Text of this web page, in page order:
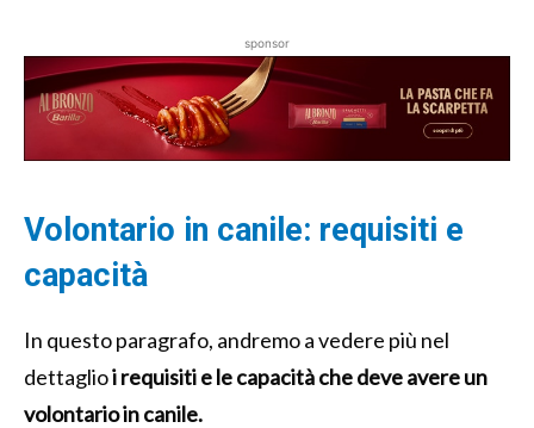
sponsor
Volontario in canile: requisiti e
capacità
In questo paragrafo, andremo a vedere più nel
dettaglioi requisiti e le capacità che deve avere un
volontario in canile.